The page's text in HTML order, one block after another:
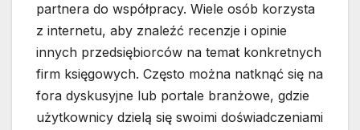
partnera do współpracy. Wiele osób korzysta
z internetu, aby znaleźć recenzje i opinie
innych przedsiębiorców na temat konkretnych
firm księgowych. Często można natknąć się na
fora dyskusyjne lub portale branżowe, gdzie
użytkownicy dzielą się swoimi doświadczeniami